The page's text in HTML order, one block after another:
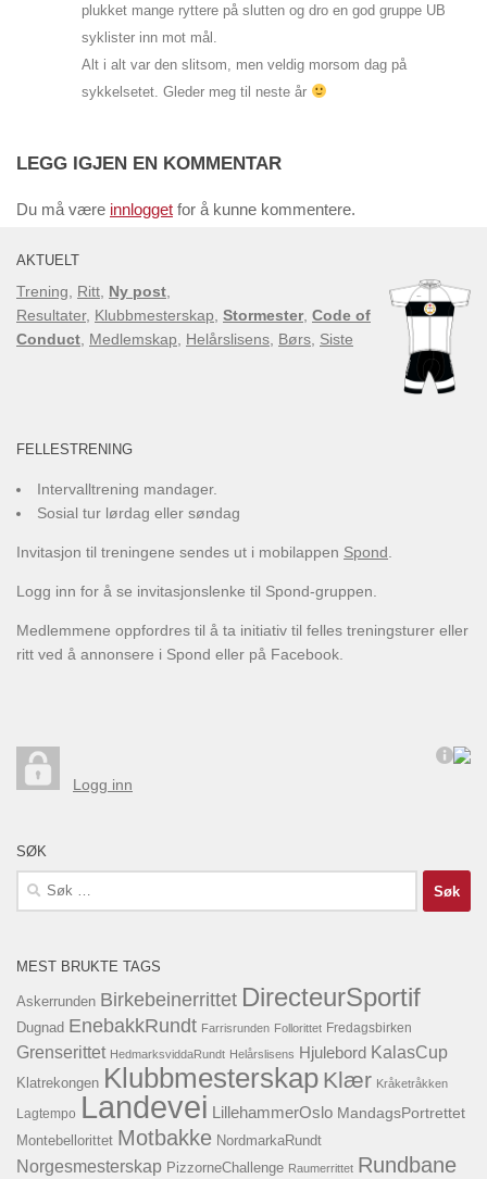
plukket mange ryttere på slutten og dro en god gruppe UB
syklister inn mot mål.
Alt i alt var den slitsom, men veldig morsom dag på
sykkelsetet. Gleder meg til neste år
LEGG IGJEN EN KOMMENTAR
Du må være innlogget for å kunne kommentere.
AKTUELT
Trening Ritt Ny post
Resultater, Klubbmesterskap Stormester, Code of
Conduct Medlemskap Helårslisens Børs Siste
FELLESTRENING
Intervalltrening mandager.
Sosial tur lørdag eller søndag
Invitasjon til treningene sendes ut i mobilappen Spond
Logg inn for å se invitasjonslenke til Spond-gruppen.
Medlemmene oppfordres til å ta initiativ til felles treningsturer eller
ritt ved å annonsere i Spond eller på Facebook.
Logg inn
SØK
Søk
MEST BRUKTE TAGS
Askerrunden Birkebeinerrittet DirecteurSportif
Dugnad EnebakkRundt Farrisrunden Follorittet Fredagsbirken
Grenserittet HedmarksviddaRundt Helårslisens Hjulebord KalasCup
Klatrekongen Klubbmesterskap Klær Kråketråkken
Lagtempo Landevei LillehammerOslo MandagsPortrettet
Montebellorittet Motbakke NordmarkaRundt
Norgesmesterskap PizzorneChallenge Raumerrittet Rundbane